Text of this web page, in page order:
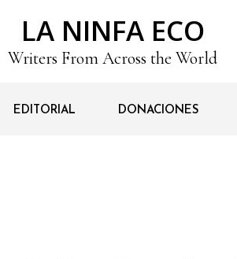
LA NINFA ECO
Writers From Across the World
EDITORIAL DONACIONES